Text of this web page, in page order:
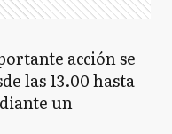
acción se
las 13.00 hasta
un